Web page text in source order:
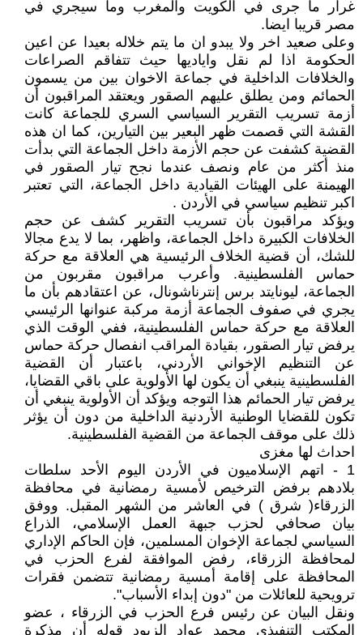
غرار ما جرى في الكويت والمغرب وما سيجري في
مصر قريبا ايضا.
وعلى صعيد اخر ولا يبدو ان ما يتم خلاله بعيدا عن اعين
الحكومة اذا لم نقل واياديها حيث تتفاقم الصراعات
والخلافات الداخلية في جماعة الاخوان بين من يسمون
الحمائم ومن يطلق عليهم الصقور ويعتقد المراقبون أن
أزمة تسريب التقرير السياسي السري للجماعة كانت
القشة التي قصمت ظهر البعير بين التيارين، كما ان هذه
القضية كشفت عن حجم الأزمة داخل الجماعة التي بدأت
منذ أكثر من عام ونصف عندما نجح تيار الصقور في
الهيمنة على الهيئات القيادية داخل الجماعة، التي تعتبر
اكبر تنظيم سياسي في الأردن .
ويؤكد مراقبون بأن تسريب التقرير كشف عن حجم
الخلافات الكبيرة داخل الجماعة، واظهر، بما لا يدع مجالا
للشك، أن قضية الخلاف الرئيسية هي العلاقة مع حركة
حماس الفلسطينية. وأعرب مراقبون مقربون من
الجماعة، ليونايتد برس إنترناشونال، عن اعتقادهم بأن ما
يجري في صفوف الجماعة أزمة مركبة عنوانها الرئيسي
العلاقة مع حركة حماس الفلسطينية، ففي الوقت الذي
يرفض تيار الصقور، بقيادة المراقب انفصال حركة حماس
عن التنظيم الإخواني الأردني، باعتبار أن القضية
الفلسطينية ينبغي أن يكون لها الأولوية على باقي القضايا،
يرفض تيار الحمائم هذا التوجه ويؤكد أن الأولوية ينبغي أن
تكون للقضايا الوطنية الأردنية الداخلية من دون أن يؤثر
ذلك على موقف الجماعة من القضية الفلسطينية.
احداث لها مغزى
1 - اتهم الإسلاميون في الأردن اليوم الأحد سلطات
بلادهم برفض الترخيص لأمسية رمضانية في محافظة
الزرقاء( شرق ) في العاشر من الشهر المقبل. ووفق
بيان صحافي لحزب جبهة العمل الإسلامي، الذراع
السياسي لجماعة الإخوان المسلمين، فإن الحاكم الإداري
لمحافظة الزرقاء، رفض الموافقة لفرع الحزب في
المحافظة على إقامة أمسية رمضانية تتضمن فقرات
ترويحية للعائلات من "دون إبداء الأسباب".
ونقل البيان عن رئيس فرع الحزب في الزرقاء ، عضو
المكتب التنفيذي محمد عواد الزيود قوله أن مذكرة